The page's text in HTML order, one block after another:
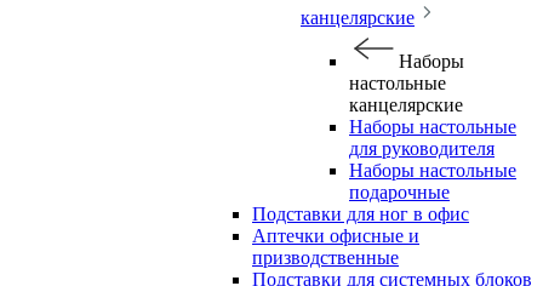
канцелярские
Наборы
настольные
канцелярские
Наборы настольные
для руководителя
Наборы настольные
подарочные
Подставки для ног в офис
Аптечки офисные и
призводственные
Подставки для системных блоков